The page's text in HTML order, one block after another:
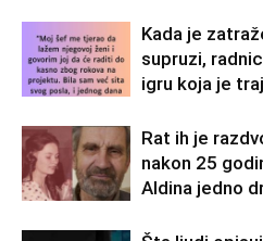
Kada je
supruzi,
igru koja je
Rat ih je
nakon 25
Aldina jedno